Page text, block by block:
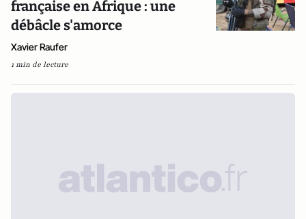
française en Afrique : une
débâcle s'amorce
Xavier Raufer
1 min de lecture